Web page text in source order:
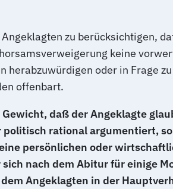
zu berücksichtigen,
keine
herabzuwürdigen oder in Frage
offenbart.
daß der Angeklagte
rational argumentiert,
persönlichen oder
nach dem Abitur für einige
Angeklagten in der